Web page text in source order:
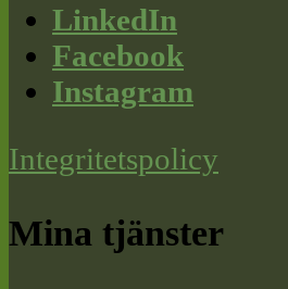
LinkedIn
Facebook
Instagram
Integritetspolicy
Mina tjänster